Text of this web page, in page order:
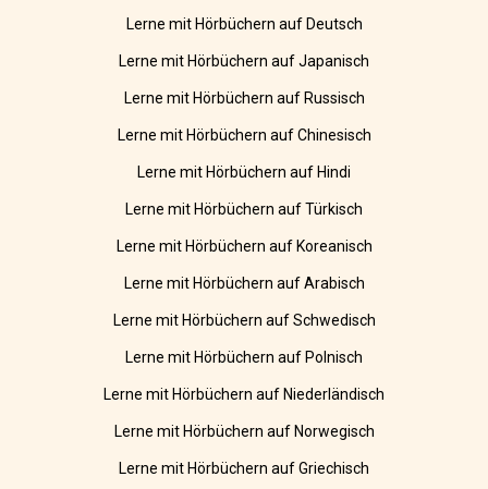
Lerne mit Hörbüchern auf Deutsch
Lerne mit Hörbüchern auf Japanisch
Lerne mit Hörbüchern auf Russisch
Lerne mit Hörbüchern auf Chinesisch
Lerne mit Hörbüchern auf Hindi
Lerne mit Hörbüchern auf Türkisch
Lerne mit Hörbüchern auf Koreanisch
Lerne mit Hörbüchern auf Arabisch
Lerne mit Hörbüchern auf Schwedisch
Lerne mit Hörbüchern auf Polnisch
Lerne mit Hörbüchern auf Niederländisch
Lerne mit Hörbüchern auf Norwegisch
Lerne mit Hörbüchern auf Griechisch